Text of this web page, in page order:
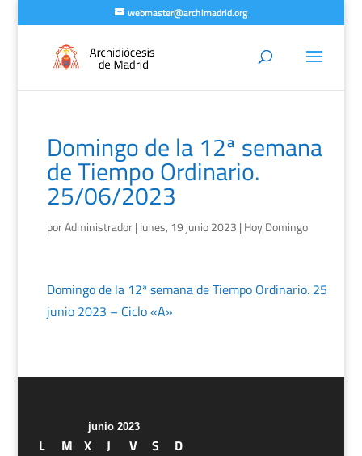
webmaster@archimadrid.org
Domingo de la 12ª semana
de Tiempo Ordinario.
25/06/2023
porAdministrador| lunes, 19 junio 2023 | Hoy Domingo
Domingo de la 12ª semana de Tiempo Ordinario. 25
junio 2023 – Ciclo «A»
junio 2023
L M X J V S
D